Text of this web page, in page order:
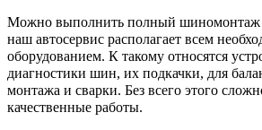
Можно выполнить полный шиномонтаж
наш автосервис располагает всем
оборудованием. К такому относятся
диагностики шин, их подкачки, для
монтажа и сварки. Без всего этого
качественные работы.